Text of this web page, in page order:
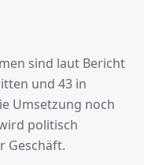
sind laut Bericht
und 43 in
Umsetzung noch
politisch
Geschäft.